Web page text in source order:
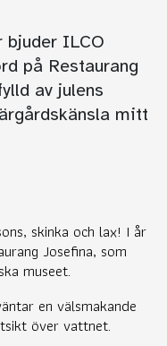
bjuder ILCO
på Restaurang
av julens
mitt
skinka och lax! I år
Josefina, som
museet.
en välsmakande
över vattnet.